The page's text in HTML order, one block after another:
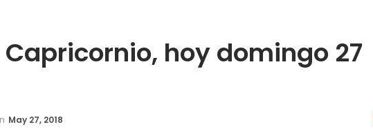
hoy domingo 27
May 27, 2018